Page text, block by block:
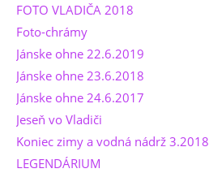
FOTO VLADIČA 2018
Foto-chrámy
Jánske ohne 22.6.2019
Jánske ohne 23.6.2018
Jánske ohne 24.6.2017
Jeseň vo Vladiči
Koniec zimy a vodná nádrž 3.2018
LEGENDÁRIUM